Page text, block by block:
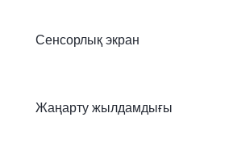
Сенсорлық экран
Жаңарту жылдамдығы